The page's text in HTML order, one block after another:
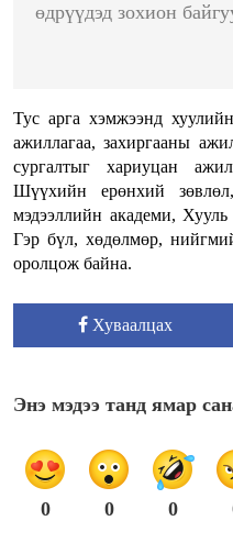
өдрүүдэд зохион
Тус арга хэмжээнд
ажиллагаа, захиргааны
сургалтыг хариуцан
Шүүхийн ерөнхий
мэдээллийн академи,
Гэр бүл, хөдөлмөр,
оролцож байна.
Хуваалцах
Энэ мэдээ танд ямар
0 0 0